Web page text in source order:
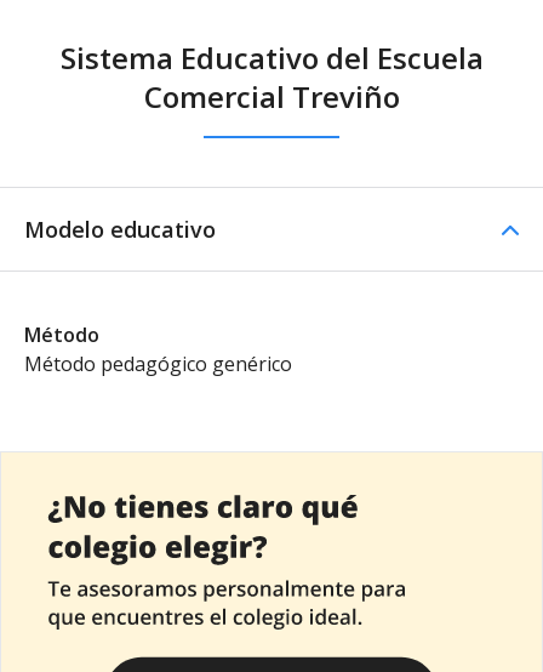
Sistema Educativo del Escuela
Comercial Treviño
Modelo educativo
Método
Método pedagógico genérico